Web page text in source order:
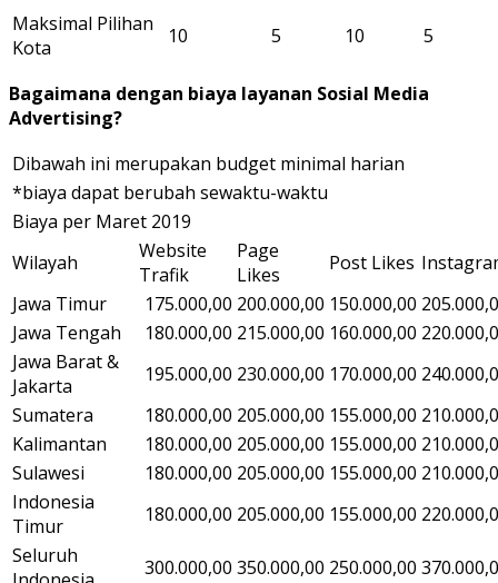
Maksimal Pilihan
Kota
10 5 10 5
Bagaimana dengan biaya layanan Sosial Media
Advertising?
Dibawah ini merupakan budget minimal harian
*biaya dapat berubah sewaktu-waktu
Biaya per Maret 2019
Wilayah
Website
Trafik
Page
Likes
Post Likes
Jawa Timur
175.000,00 200.000,00 150.000,00
Jawa Tengah
180.000,00 215.000,00 160.000,00
Jawa Barat &
Jakarta
195.000,00 230.000,00 170.000,00
Sumatera
180.000,00 205.000,00 155.000,00
Kalimantan
180.000,00 205.000,00 155.000,00
Sulawesi
180.000,00 205.000,00 155.000,00
Indonesia
Timur
180.000,00 205.000,00 155.000,00
Seluruh
300.000,00 350.000,00 250.000,00